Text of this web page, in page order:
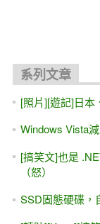
這就是我們的學
[良心]
[轉貼]老師的建
主？
補習班（學校）
(2013年底的出書
[VB / C#] List 排